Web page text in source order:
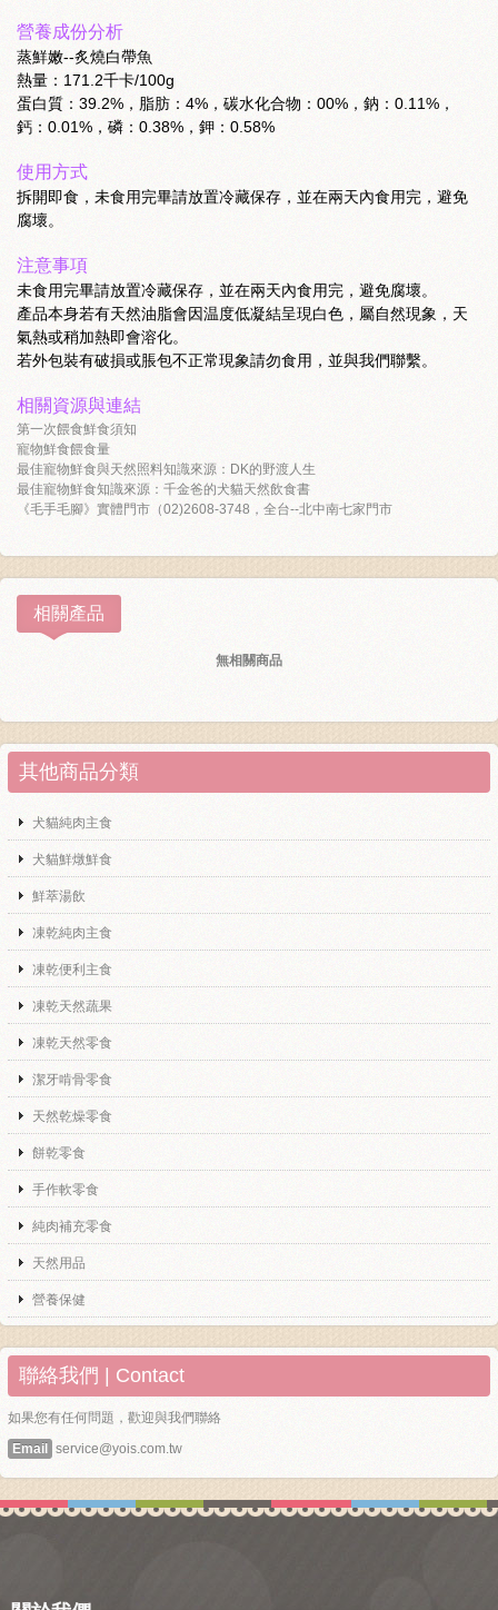
營養成份分析
蒸鮮嫩--炙燒白帶魚
熱量：171.2千卡/100g
蛋白質：39.2%，脂肪：4%，碳水化合物：00%，鈉：0.11%，
鈣：0.01%，磷：0.38%，鉀：0.58%
使用方式
拆開即食，未食用完畢請放置冷藏保存，並在兩天內食用完，避免
腐壞。
注意事項
未食用完畢請放置冷藏保存，並在兩天內食用完，避免腐壞。
產品本身若有天然油脂會因温度低凝結呈現白色，屬自然現象，天
氣熱或稍加熱即會溶化。
若外包裝有破損或脹包不正常現象請勿食用，並與我們聯繫。
相關資源與連結
第一次餵食鮮食須知
寵物鮮食餵食量
最佳寵物鮮食與天然照料知識來源：DK的野渡人生
最佳寵物鮮食知識來源：千金爸的犬貓天然飲食書
《毛手毛腳》實體門市（02)2608-3748，全台--北中南七家門市
相關產品
無相關商品
其他商品分類
犬貓純肉主食
犬貓鮮燉鮮食
鮮萃湯飲
凍乾純肉主食
凍乾便利主食
凍乾天然蔬果
凍乾天然零食
潔牙啃骨零食
天然乾燥零食
餅乾零食
手作軟零食
純肉補充零食
天然用品
營養保健
聯絡我們 | Contact
如果您有任何問題，歡迎與我們聯絡
Email
service@yois.com.tw